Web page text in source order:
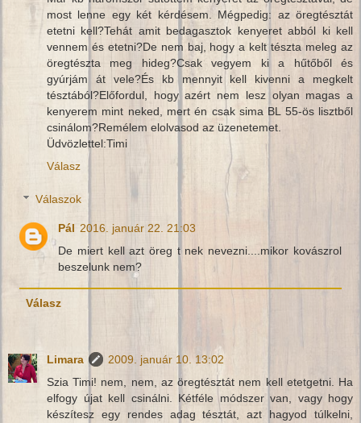
most lenne egy két kérdésem. Mégpedig: az öregtésztát
etetni kell?Tehát amit bedagasztok kenyeret abból ki kell
vennem és etetni?De nem baj, hogy a kelt tészta meleg az
öregtészta meg hideg?Csak vegyem ki a hűtőből és
gyúrjám át vele?És kb mennyit kell kivenni a megkelt
tésztából?Előfordul, hogy azért nem lesz olyan magas a
kenyerem mint neked, mert én csak sima BL 55-ös lisztből
csinálom?Remélem elolvasod az üzenetemet.
Üdvözlettel:Timi
Válasz
Válaszok
Pál 2016. január 22. 21:03
De miert kell azt öreg t nek nevezni....mikor kovászrol
beszelunk nem?
Válasz
Limara
2009. január 10. 13:02
Szia Timi! nem, nem, az öregtésztát nem kell etetgetni. Ha
elfogy újat kell csinálni. Kétféle módszer van, vagy hogy
készítesz egy rendes adag tésztát, azt hagyod túlkelni,